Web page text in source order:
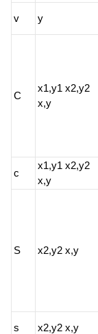
v y
C
x1,y1 x2,y2
x,y
c
x1,y1 x2,y2
x,y
S x2,y2 x,y
s x2,y2 x,y